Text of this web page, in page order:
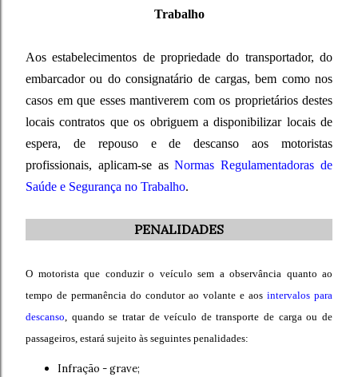
Trabalho
Aos estabelecimentos de propriedade do transportador, do
embarcador ou do consignatário de cargas, bem como nos
casos em que esses mantiverem com os proprietários destes
locais contratos que os obriguem a disponibilizar locais de
espera, de repouso e de descanso aos motoristas
profissionais, aplicam-se asNormas Regulamentadoras de
Saúde e Segurança no Trabalho.
PENALIDADES
O motorista que conduzir o veículo sem a observância quanto ao
tempo de permanência do condutor ao volante e aos intervalos para
descanso, quando se tratar de veículo de transporte de carga ou de
passageiros, estará sujeito às seguintes penalidades:
Infração - grave;